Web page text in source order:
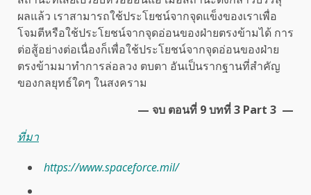
ผลแล้ว เราสามารถใช้ประโยชน์จากจุดแข็งของเราเพื่อ
โจมตีหรือใช้ประโยชน์จากจุดอ่อนของฝ่ายตรงข้ามได้ การ
ต่อสู้อย่างต่อเนื่องก็เพื่อใช้ประโยชน์จากจุดอ่อนของฝ่าย
ตรงข้ามมาทำการล่อลวง ตบตา อันเป็นรากฐานที่สำคัญ
ของกลยุทธ์ใดๆ ในสงคราม
— จบ ตอนที่ 9บทที่3 Part 3 —
ที่มา
https://www.spaceforce.mil/